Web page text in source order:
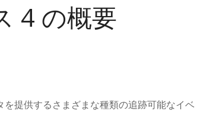
4 の概要
提供するさまざまな種類の追跡可能なイベ